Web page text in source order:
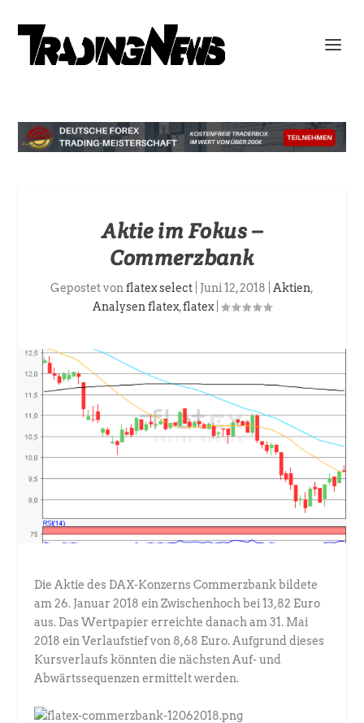
Aktie im Fokus –
Commerzbank
Gepostet vonflatex select Juni 12, 2018 Aktien,
Analysen flatex,flatex
Die Aktie des DAX-Konzerns Commerzbank bildete
am 26. Januar 2018 ein Zwischenhoch bei 13,82 Euro
aus. Das Wertpapier erreichte danach am 31. Mai
2018 ein Verlaufstief von 8,68 Euro. Aufgrund dieses
Kursverlaufs könnten die nächsten Auf- und
Abwärtssequenzen ermittelt werden.